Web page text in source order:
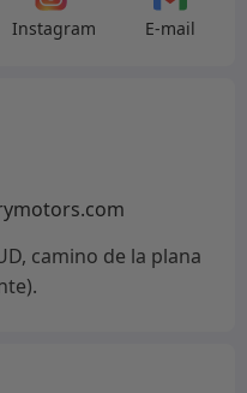
Instagram E-mail
camino de la plana